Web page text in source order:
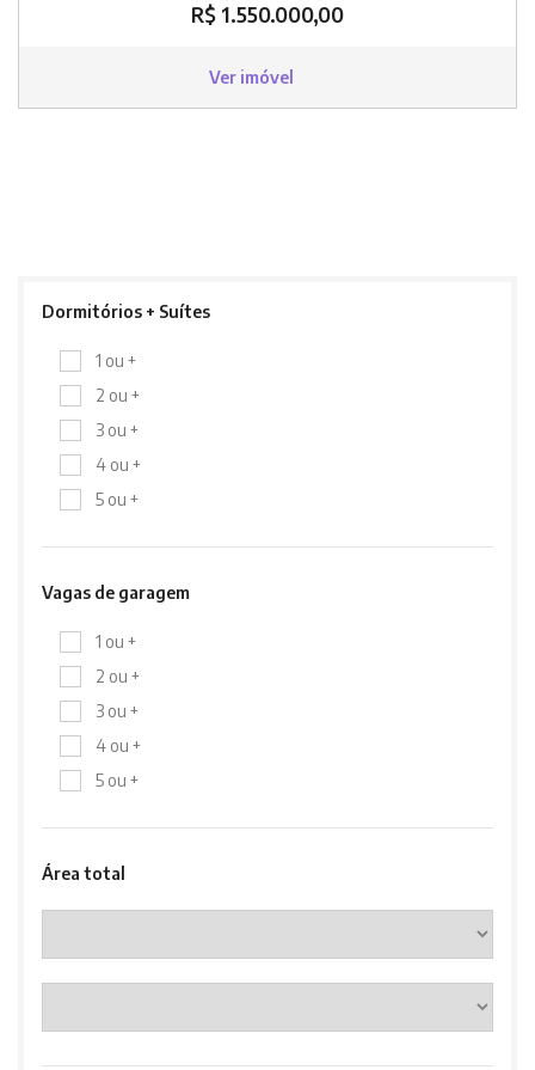
R$ 1.550.000,00
Ver imóvel
Dormitórios + Suítes
1 ou +
2 ou +
3 ou +
4 ou +
5 ou +
Vagas de garagem
1 ou +
2 ou +
3 ou +
4 ou +
5 ou +
Área total